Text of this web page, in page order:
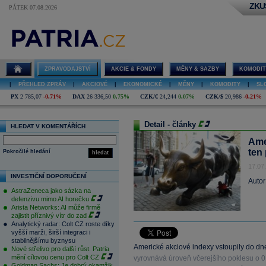
PÁTEK 07.08.2026
ZPRAVODAJSTVÍ AKCIE & FONDY MĚNY & SAZBY
PŘEHLED ZPRÁV AKCIOVÉ EKONOMICKÉ MĚNY KOMODITY
PX 2 785,07 -0,71% DAX 26 336,50 0,75% CZK/€ 24,244 0,07% CZK/$ 20,986 -0,21%
HLEDAT V KOMENTÁŘÍCH
hledat
Pokročilé hledání
INVESTIČNÍ DOPORUČENÍ
AstraZeneca jako sázka na
defenzivu mimo AI horečku
Arista Networks: AI může firmě
zajistit příznivý vítr do zad
Analytický radar: Colt CZ roste díky
vyšší marži, širší integraci i
stabilnějšímu byznysu
Nové střelivo pro další růst. Patria
mění cílovou cenu pro Colt CZ
Detail - články
ten
Americké akciové indexy vstoupily do
vyrovnává úroveň včerejšího poklesu o